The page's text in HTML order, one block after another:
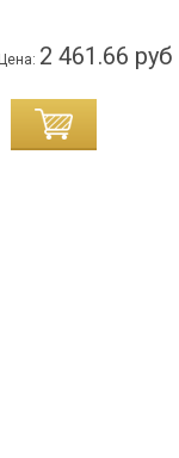
Цена: 2 461.66 руб